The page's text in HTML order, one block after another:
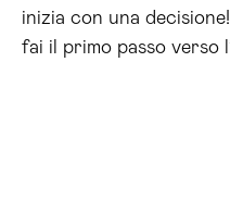
inizia con una
fai il primo passo verso